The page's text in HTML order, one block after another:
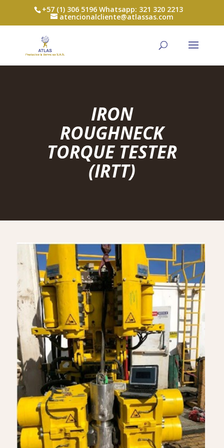
+57 (1) 306 5196 Whatsapp: 321 320 2213
atencionalcliente@atlassas.com
IRON
ROUGHNECK
TORQUE TESTER
(IRTT)